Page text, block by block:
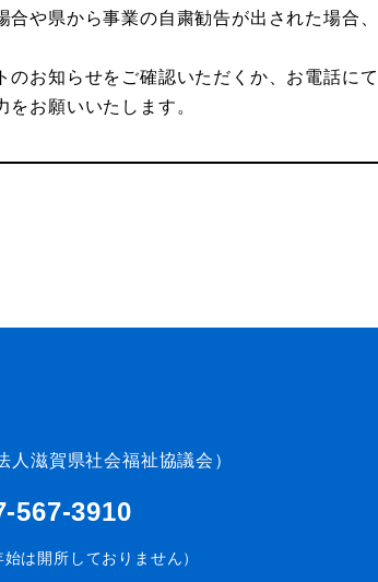
合や県から事業の自粛勧告が出された場合
のお知らせをご確認いただくか、お電話に
お願いいたします。
人滋賀県社会福祉協議会）
567-3910
は開所しておりません）